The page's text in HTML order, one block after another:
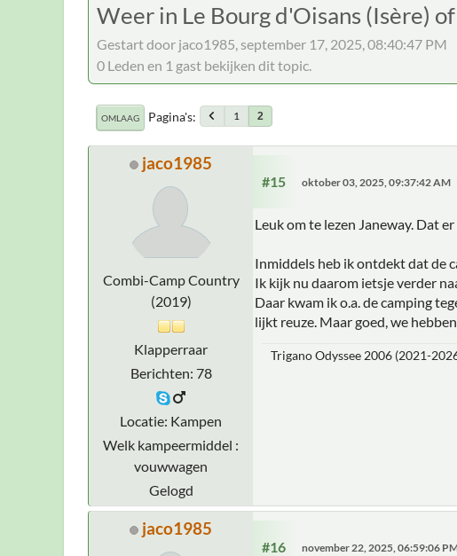
Weer in Le Bourg d'Oisans (Isère)
Gestart door jaco1985, september 17, 2025, 08:40:47 PM
0 Leden en 1 gast bekijken dit topic.
OMLAAG Pagina's 1 2
jaco1985
Combi-Camp Country
(2019)
Klapperraar
Berichten: 78
Locatie: Kampen
Welk kampeermiddel :
vouwwagen
Gelogd
#15 oktober 03, 2025, 09:37:42 AM
Leuk om te lezen Janeway. Dat
Inmiddels heb ik ontdekt dat de
Ik kijk nu daarom ietsje verder
Daar kwam ik o.a. de camping
lijkt reuze. Maar goed, we
Trigano Odyssee 2006 (2021-
jaco1985
#16 november 22, 2025, 06:59:06